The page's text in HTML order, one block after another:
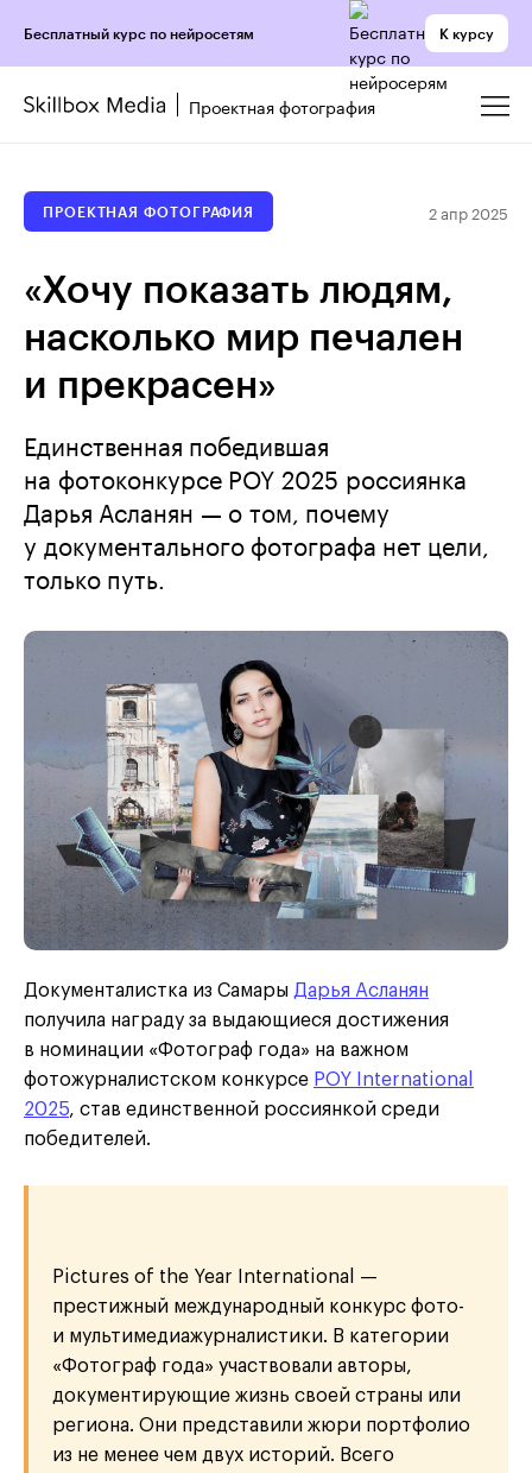
Бесплатный курс по нейросетям К курсу
Проектная фотография
ПРОЕКТНАЯ ФОТОГРАФИЯ 2 апр 2025
«Хочу показать людям,
насколько мир печален
и прекрасен»
Единственная победившая
на фотоконкурсе POY 2025 россиянка
Дарья Асланян — о том, почему
у документального фотографа нет цели,
только путь.
Документалистка из Самары Дарья Асланян
получила награду за выдающиеся достижения
в номинации «Фотограф года» на важном
фотожурналистском конкурсе POY International
2025, став единственной россиянкой среди
победителей.
Pictures of the Year International —
престижный международный конкурс фото-
и мультимедиажурналистики. В категории
«Фотограф года» участвовали авторы,
документирующие жизнь своей страны или
региона. Они представили жюри портфолио
из не менее чем двух историй. Всего